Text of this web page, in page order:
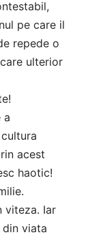
pe care il
repede o
ulterior
a
acest
haotic!
viteza. Iar
viata